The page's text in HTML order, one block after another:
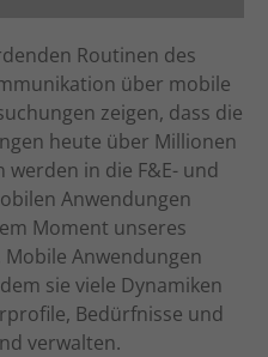
Routinen des
über mobile
zeigen, dass die
heute über Millionen
in die F&E- und
Anwendungen
Moment unseres
Anwendungen
sie viele Dynamiken
Bedürfnisse und
verwalten.